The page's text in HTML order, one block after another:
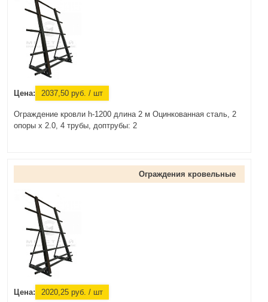
Цена: 2037,50 руб. / шт
Ограждение кровли h-1200 длина 2 м Оцинкованная сталь, 2
опоры х 2.0, 4 трубы, доптрубы: 2
Ограждения кровельные
Цена: 2020,25 руб. / шт